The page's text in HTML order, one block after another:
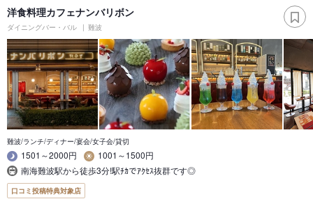
洋食料理カフェナンバリボン
ダイニングバー・バル 難波
難波/ランチ/ディナー/宴会/女子会/貸切
1501～2000円
1001～1500円
南海難波駅から徒歩3分!駅ﾁｶでｱｸｾｽ抜群です◎
口コミ投稿特典対象店